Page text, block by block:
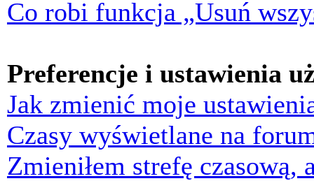
Co robi funkcja „Usuń
Preferencje i ustawienia
Jak zmienić moje
Czasy wyświetlane na
Zmieniłem strefę czasową,